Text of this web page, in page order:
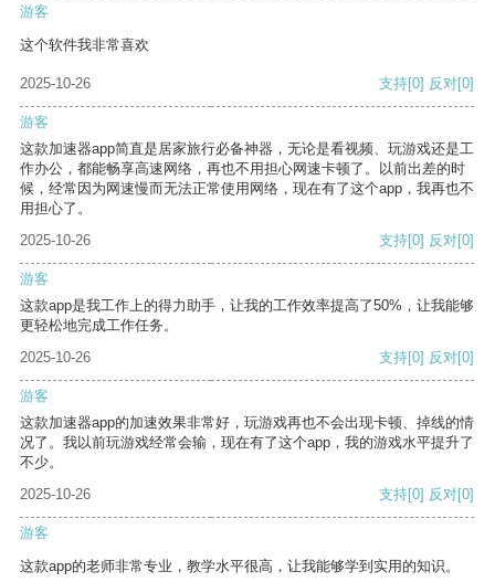
游客
这个软件我非常喜欢
2025-10-26 支持[0] 反对[0]
游客
这款加速器app简直是居家旅行必备神器，无论是看视频、玩游戏还是工
作办公，都能畅享高速网络，再也不用担心网速卡顿了。以前出差的时
候，经常因为网速慢而无法正常使用网络，现在有了这个app，我再也不
用担心了。
2025-10-26
支持[0] 反对[0]
游客
这款app是我工作上的得力助手，让我的工作效率提高了50%，让我能够
更轻松地完成工作任务。
2025-10-26
支持[0] 反对[0]
游客
这款加速器app的加速效果非常好，玩游戏再也不会出现卡顿、掉线的情
况了。我以前玩游戏经常会输，现在有了这个app，我的游戏水平提升了
不少。
2025-10-26
支持[0] 反对[0]
游客
这款app的老师非常专业，教学水平很高，让我能够学到实用的知识。